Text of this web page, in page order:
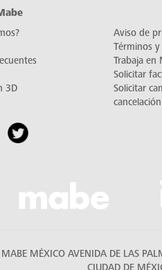
3D
Aviso de
Términos y
Trabaja en
Solicitar
Solicitar
cancelación
MABE MÉXICO AVENIDA DE LAS
CIUDAD DE